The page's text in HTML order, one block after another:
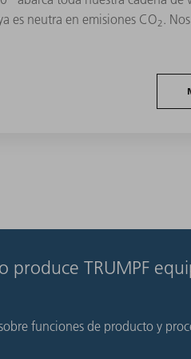
es neutra en emisiones CO2 .
produce TRUMPF
funciones de producto y